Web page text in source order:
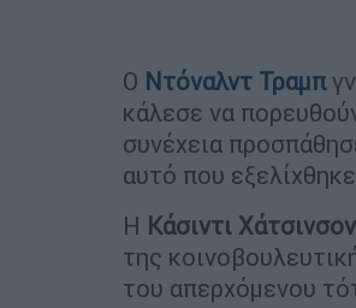
Ο Ντόναλντ Τραμπ
κάλεσε να
συνέχεια
αυτό που
Η Κάσιντι Χάτσινσον
της
του απερχόμενου